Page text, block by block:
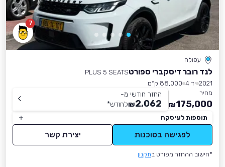
7
עפולה
לנד רובר דיסקברי ספורטPLUS 5 SEATS
2021 יד 4
88,000 ק״מ
מחיר
175,000
₪
החזר חודשי מ-
2,062
₪לחודש*
תוספות לעיסקה
לפגישה בסוכנות יצירת קשר
*חישוב ההחזר מפורט בתקנון